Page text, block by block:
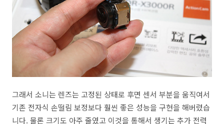
그래서 소니는 렌즈는 고정된 상태로 후면 센서 부분을 움직여서
기존 전자식 손떨림 보정보다 훨씬 좋은 성능을 구현을 해버렸습
니다. 물론 크기도 아주 줄였고 이것을 통해서 생기는 추가 전력